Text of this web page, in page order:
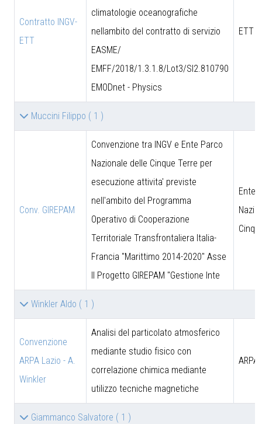
Contratto INGV-
ETT
climatologie oceanografiche
nellambito del contratto di servizio
EASME/
EMFF/2018/1.3.1.8/Lot3/SI2.810790
EMODnet - Physics
ETT
Muccini Filippo ( 1 )
Conv. GIREPAM
Convenzione tra INGV e Ente Parco
Nazionale delle Cinque Terre per
esecuzione attivita' previste
nell'ambito del Programma
Operativo di Cooperazione
Territoriale Transfrontaliera Italia-
Francia "Marittimo 2014-2020" Asse
II Progetto GIREPAM "Gestione Inte
Ente
Winkler Aldo ( 1 )
Convenzione
ARPA Lazio - A.
Winkler
Analisi del particolato atmosferico
mediante studio fisico con
correlazione chimica mediante
utilizzo tecniche magnetiche
ARPA
Giammanco Salvatore ( 1 )